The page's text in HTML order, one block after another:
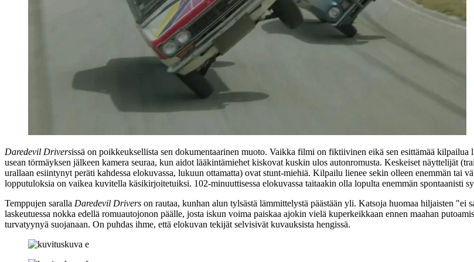
Daredevil Driversissä on poikkeuksellista sen dokumentaarinen muoto. Vaikka filmi on fiktiivinen eikä sen esittämää
usean törmäyksen jälkeen kamera seuraa, kun aidot lääkintämiehet kiskovat kuskin ulos autonromusta. Keskeiset näyttelijät
urallaan esiintynyt peräti kahdessa elokuvassa, lukuun ottamatta) ovat stunt-miehiä. Kilpailu lienee sekin olleen enemmän tai
lopputuloksia on vaikea kuvitella käsikirjoitetuiksi. 102‑minuuttisessa elokuvassa taitaakin olla lopulta enemmän spontaanisti
Temppujen saralla Daredevil Drivers on rautaa, kunhan alun tylsästä lämmittelystä päästään yli. Katsoja huomaa hiljaisten "ei
laskeutuessa nokka edellä romuautojonon päälle, josta iskun voima paiskaa ajokin vielä kuperkeikkaan ennen maahan
turvatyynyä suojanaan. On puhdas ihme, että elokuvan tekijät selvisivät kuvauksista hengissä.